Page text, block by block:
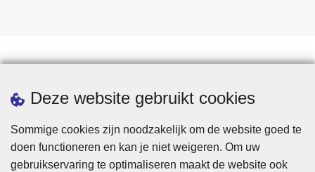
Deze website gebruikt cookies
Sommige cookies zijn noodzakelijk om de website goed te
doen functioneren en kan je niet weigeren. Om uw
gebruikservaring te optimaliseren maakt de website ook
Statistieken